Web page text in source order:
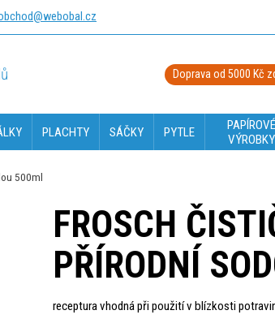
Doprava od 5000 Kč
PLACHTY SÁČKY PYTLE
PAPÍROVÉ
VÝROBKY
500ml
FROSCH
PŘÍRODNÍ
receptura vhodná při použití v blízkosti